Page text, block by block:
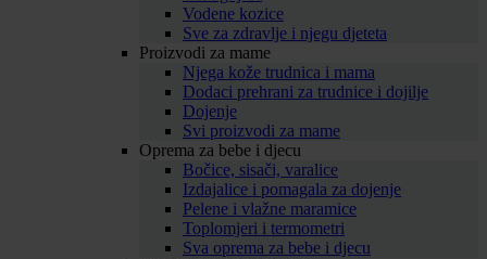
Vodene kozice
Sve za zdravlje i njegu djeteta
Proizvodi za mame
Njega kože trudnica i mama
Dodaci prehrani za trudnice i dojilje
Dojenje
Svi proizvodi za mame
Oprema za bebe i djecu
Bočice, sisači, varalice
Izdajalice i pomagala za dojenje
Pelene i vlažne maramice
Toplomjeri i termometri
Sva oprema za bebe i djecu